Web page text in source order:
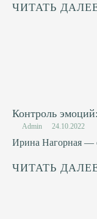
ЧИТАТЬ
Контроль
Admin 24.10.2022
Ирина Нагорная —
ЧИТАТЬ